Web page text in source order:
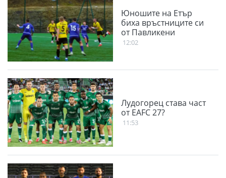
Юношите на Етър
биха връстниците си
от Павликени
12:02
Лудогорец става част
от EAFC 27?
11:53